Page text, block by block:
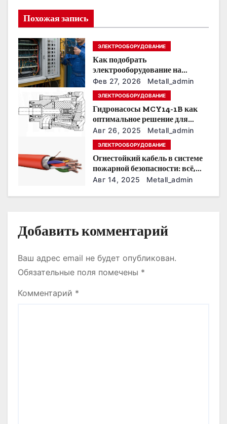
я
п
о
з
п
с
м
Похожая запись
ЭЛЕКТРООБОРУДОВАНИЕ
Как подобрать
электрооборудование на
предприятии под тяжелые
условия эксплуатации
Фев 27, 2026 Metall_admin
ЭЛЕКТРООБОРУДОВАНИЕ
Гидронасосы MCY14-1B как
оптимальное решение для
модернизации гидросистем
Авг 26, 2025 Metall_admin
ЭЛЕКТРООБОРУДОВАНИЕ
Огнестойкий кабель в системе
пожарной безопасности: всё,
что нужно знать
Авг 14, 2025 Metall_admin
Добавить комментарий
Ваш адрес email не будет опубликован.
Обязательные поля помечены *
Комментарий *